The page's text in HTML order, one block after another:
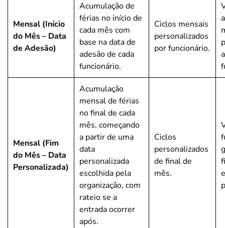
Mensal (Início
do Mês – Data
de Adesão)
Acumulação de
férias no início de
cada mês com
base na data de
adesão de cada
funcionário.
Ciclos mensais
personalizados
por funcionário.
Mensal (Fim
do Mês – Data
Personalizada)
Acumulação
mensal de férias
no final de cada
mês, começando
a partir de uma
data
personalizada
escolhida pela
organização, com
rateio se a
entrada ocorrer
após.
Ciclos
personalizados
de final de
mês.